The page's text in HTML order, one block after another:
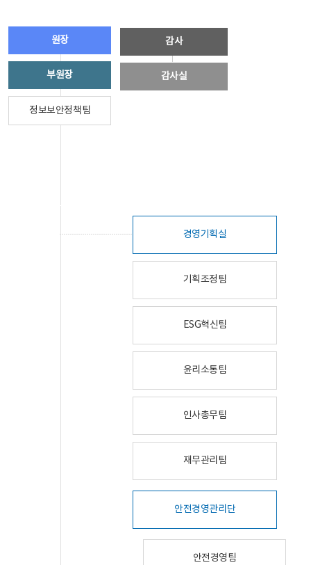
원장
부원장
정보보안정책팀
감사
감사실
경영기획실
기획조정팀
ESG혁신팀
윤리소통팀
인사총무팀
재무관리팀
안전경영관리단
안전경영팀